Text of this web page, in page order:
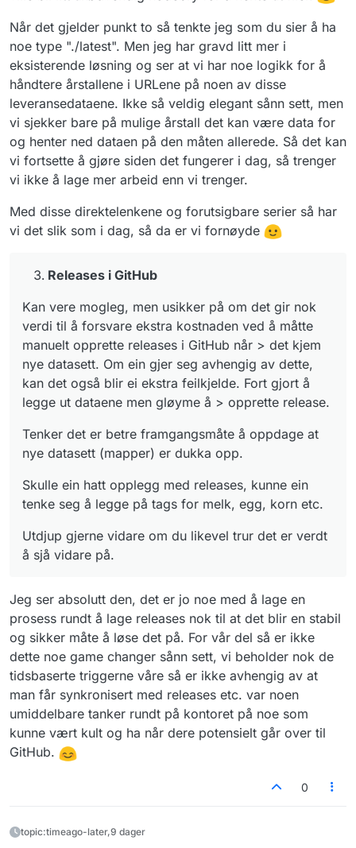
Når det gjelder punkt to så tenkte jeg som du sier å ha
noe type "./latest". Men jeg har gravd litt mer i
eksisterende løsning og ser at vi har noe logikk for å
håndtere årstallene i URLene på noen av disse
leveransedataene. Ikke så veldig elegant sånn sett, men
vi sjekker bare på mulige årstall det kan være data for
og henter ned dataen på den måten allerede. Så det kan
vi fortsette å gjøre siden det fungerer i dag, så trenger
vi ikke å lage mer arbeid enn vi trenger.
Med disse direktelenkene og forutsigbare serier så har
vi det slik som i dag, så da er vi fornøyde
Releases i GitHub
Kan vere mogleg, men usikker på om det gir nok
verdi til å forsvare ekstra kostnaden ved å måtte
manuelt opprette releases i GitHub når > det kjem
nye datasett. Om ein gjer seg avhengig av dette,
kan det også blir ei ekstra feilkjelde. Fort gjort å
legge ut dataene men gløyme å > opprette release.
Tenker det er betre framgangsmåte å oppdage at
nye datasett (mapper) er dukka opp.
Skulle ein hatt opplegg med releases, kunne ein
tenke seg å legge på tags for melk, egg, korn etc.
Utdjup gjerne vidare om du likevel trur det er verdt
å sjå vidare på.
Jeg ser absolutt den, det er jo noe med å lage en
prosess rundt å lage releases nok til at det blir en stabil
og sikker måte å løse det på. For vår del så er ikke
dette noe game changer sånn sett, vi beholder nok de
tidsbaserte triggerne våre så er ikke avhengig av at
man får synkronisert med releases etc. var noen
umiddelbare tanker rundt på kontoret på noe som
kunne vært kult og ha når dere potensielt går over til
GitHub.
0
topic:timeago-later,9 dager